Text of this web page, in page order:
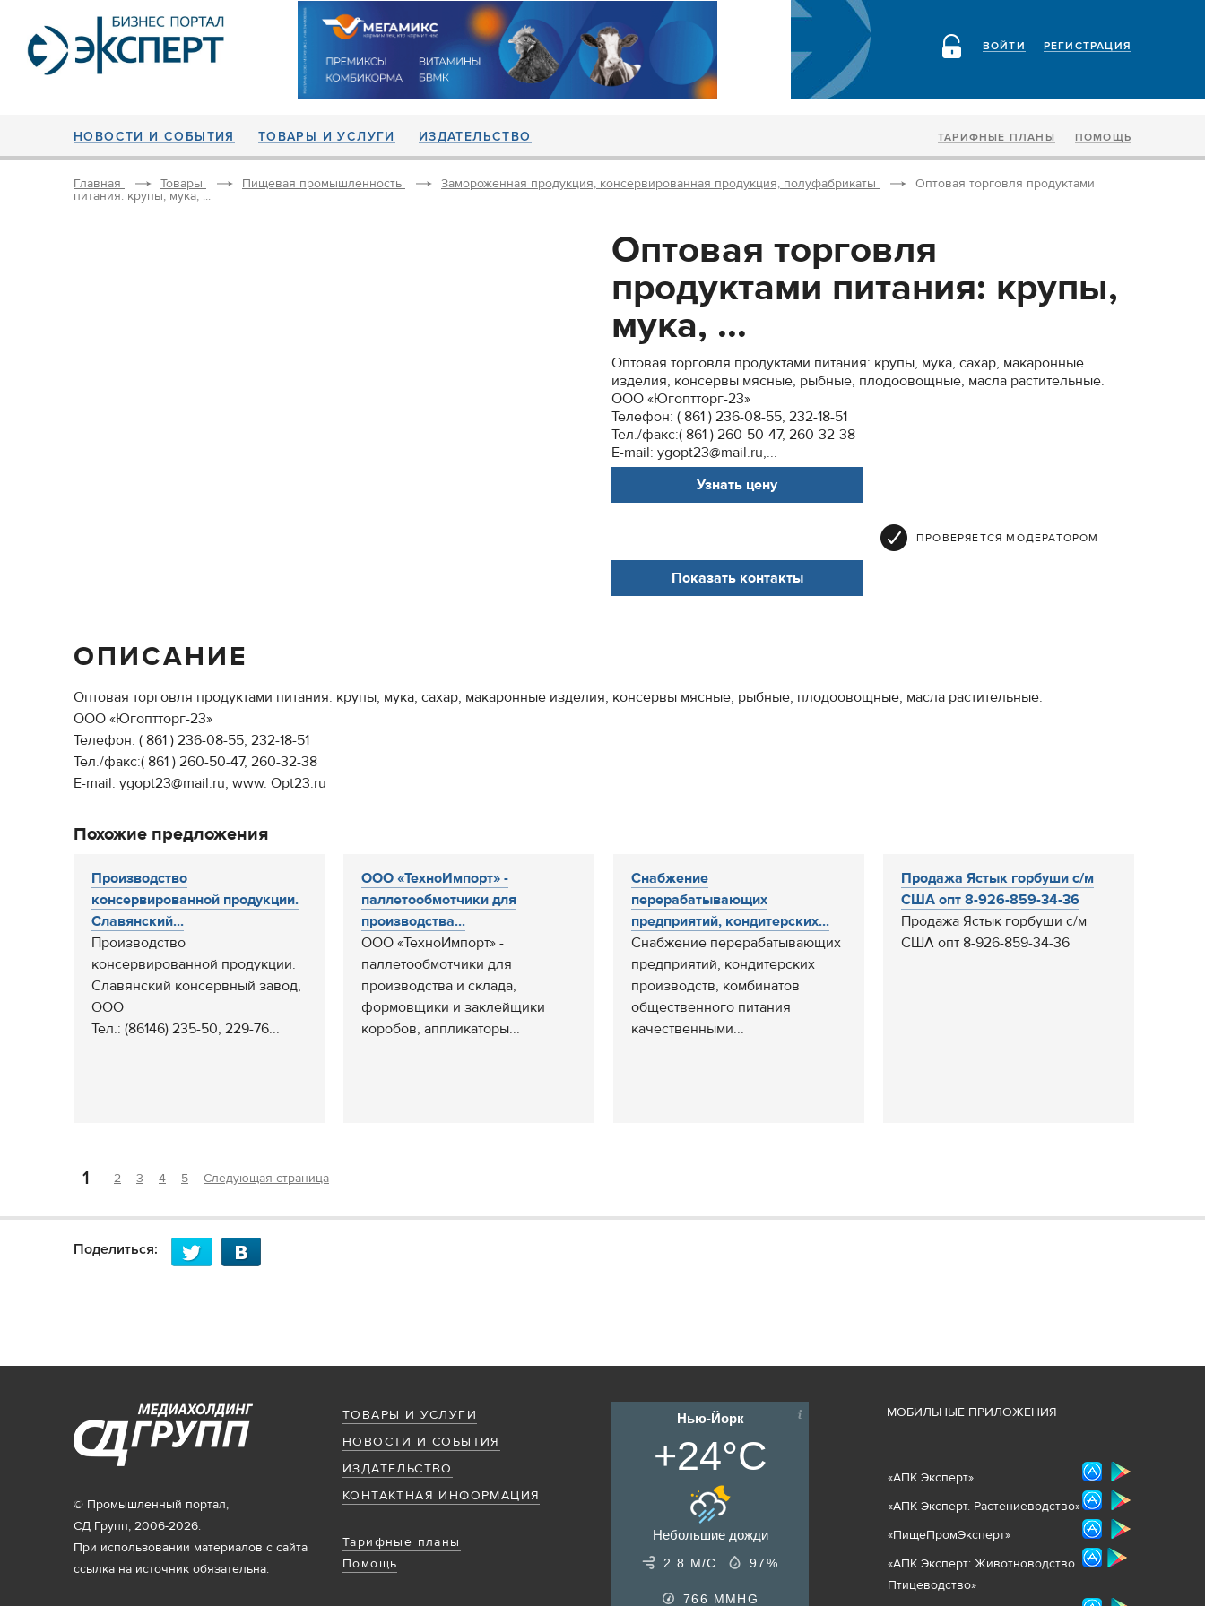
РЕГИСТРАЦИЯ
ВОЙТИ
НОВОСТИ И СОБЫТИЯ ТОВАРЫ И УСЛУГИ ИЗДАТЕЛЬСТВО ТАРИФНЫЕ ПЛАНЫ ПОМОЩЬ
Главная Товары Пищевая промышленность Замороженная продукция, консервированная продукция, полуфабрикаты Оптовая торговля продуктами
питания: крупы, мука, ...
Оптовая торговля
продуктами питания: крупы,
мука, ...
Оптовая торговля продуктами питания: крупы, мука, сахар, макаронные
изделия, консервы мясные, рыбные, плодоовощные, масла растительные.
ООО «Югоптторг-23»
Телефон: ( 861 ) 236-08-55, 232-18-51
Тел./факс:( 861 ) 260-50-47, 260-32-38
Е-mail: ygopt23@mail.ru,...
Узнать цену
ПРОВЕРЯЕТСЯ МОДЕРАТОРОМ
Показать контакты
ОПИСАНИЕ
Оптовая торговля продуктами питания: крупы, мука, сахар, макаронные изделия, консервы мясные, рыбные, плодоовощные, масла растительные.
ООО «Югоптторг-23»
Телефон: ( 861 ) 236-08-55, 232-18-51
Тел./факс:( 861 ) 260-50-47, 260-32-38
Е-mail: ygopt23@mail.ru, www. Opt23.ru
Похожие предложения
Производство
консервированной продукции.
Славянский...
Производство
консервированной продукции.
Славянский консервный завод,
ООО
Тел.: (86146) 235-50, 229-76...
ООО «ТехноИмпорт» -
паллетообмотчики для
производства...
ООО «ТехноИмпорт» -
паллетообмотчики для
производства и склада,
формовщики и заклейщики
коробов, аппликаторы...
Снабжение
перерабатывающих
предприятий, кондитерских...
Снабжение перерабатывающих
предприятий, кондитерских
производств, комбинатов
общественного питания
качественными...
Продажа Ястык горбуши с/м
США опт 8-926-859-34-36
Продажа Ястык горбуши с/м
США опт 8-926-859-34-36
1 2 3 4 5 Следующая страница
Поделиться:
ТОВАРЫ И УСЛУГИ
НОВОСТИ И СОБЫТИЯ
ИЗДАТЕЛЬСТВО
КОНТАКТНАЯ ИНФОРМАЦИЯ
Тарифные планы
Помощь
© Промышленный портал,
СД Групп, 2006-2026.
При использовании материалов с сайта
ссылка на источник обязательна.
Нью-Йорк
+24°C
Небольшие дожди
2.8 М/С 97%
766 MMHG
МОБИЛЬНЫЕ ПРИЛОЖЕНИЯ
«АПК Эксперт»
«АПК Эксперт. Растениеводство»
«ПищеПромЭксперт»
«АПК Эксперт: Животноводство.
Птицеводство»